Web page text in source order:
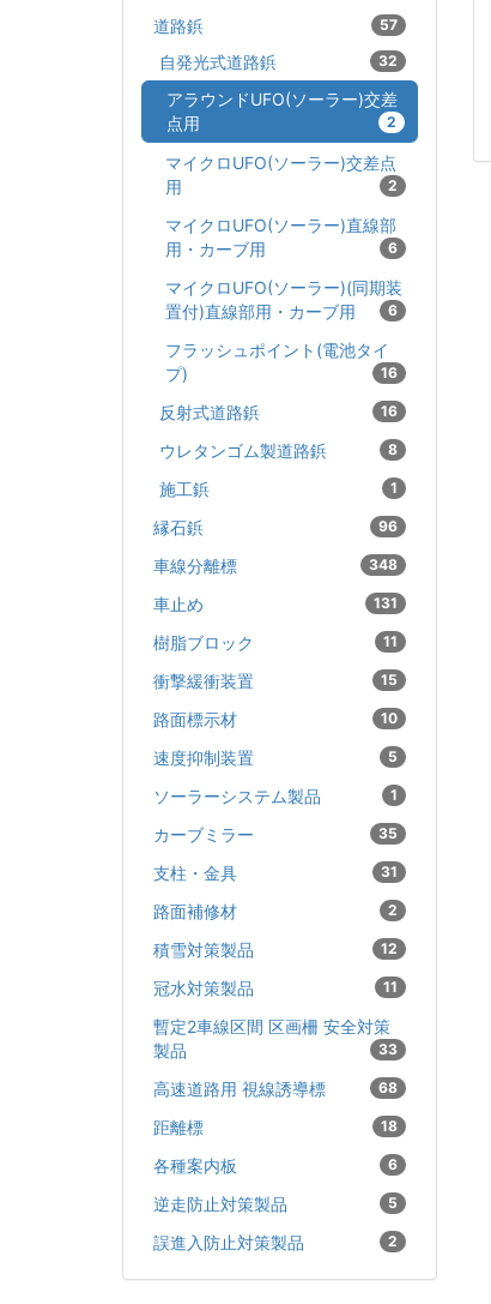
道路鋲 57
自発光式道路鋲 32
アラウンドUFO(ソーラー)交差
点用
2
マイクロUFO(ソーラー)交差点
用
2
マイクロUFO(ソーラー)直線部
用・カーブ用
6
マイクロUFO(ソーラー)(同期装
置付)直線部用・カーブ用
6
フラッシュポイント(電池タイ
プ)
16
反射式道路鋲 16
ウレタンゴム製道路鋲 8
施工鋲 1
縁石鋲 96
車線分離標 348
車止め 131
樹脂ブロック 11
衝撃緩衝装置 15
路面標示材 10
速度抑制装置 5
ソーラーシステム製品 1
カーブミラー 35
支柱・金具 31
路面補修材 2
積雪対策製品 12
冠水対策製品 11
暫定2車線区間 区画柵 安全対策
製品
33
高速道路用 視線誘導標 68
距離標 18
各種案内板 6
逆走防止対策製品 5
誤進入防止対策製品 2